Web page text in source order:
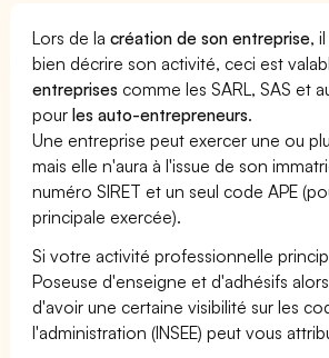
Lors de lacréation de son entreprise,
bien décrire son activité, ceci est
entreprises comme les SARL, SAS et
pourles auto-entrepreneurs.
Une entreprise peut exercer une ou
mais elle n'aura à l'issue de son
numéro SIRET et un seul code APE
principale exercée).
Si votre activité professionnelle
Poseuse d'enseigne et d'adhésifs
d'avoir une certaine visibilité sur les
l'administration (INSEE) peut vous